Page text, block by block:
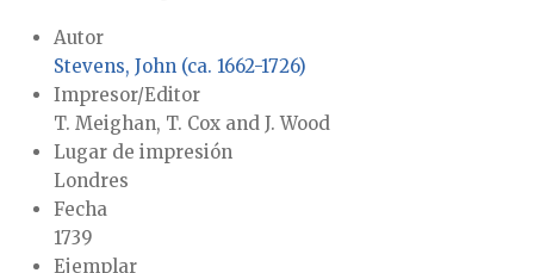
Autor
Stevens, John (ca. 1662-1726)
Impresor/Editor
T. Meighan, T. Cox and J. Wood
Lugar de impresión
Londres
Fecha
1739
Ejemplar